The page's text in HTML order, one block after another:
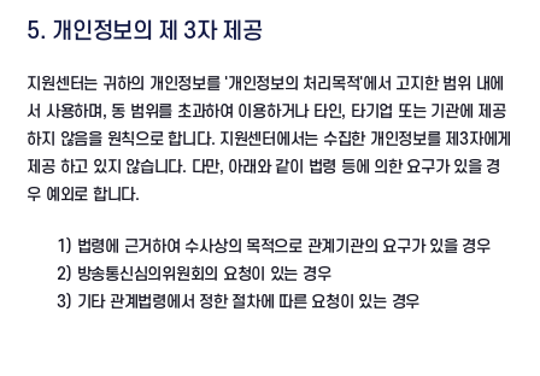
5. 개인정보의 제 3자 제공
지원센터는 귀하의 개인정보를 '개인정보의 처리목적'에서 고지한 범위 내에
서 사용하며, 동 범위를 초과하여 이용하거나 타인, 타기업 또는 기관에 제공
하지 않음을 원칙으로 합니다. 지원센터에서는 수집한 개인정보를 제3자에게
제공 하고 있지 않습니다. 다만, 아래와 같이 법령 등에 의한 요구가 있을 경
우 예외로 합니다.
1) 법령에 근거하여 수사상의 목적으로 관계기관의 요구가 있을 경우
2) 방송통신심의위원회의 요청이 있는 경우
3) 기타 관계법령에서 정한 절차에 따른 요청이 있는 경우